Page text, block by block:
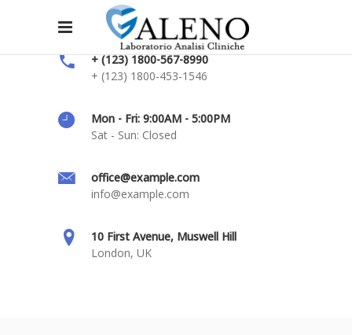
+ (123) 1800-567-8990
+ (123) 1800-453-1546
Mon - Fri: 9:00AM - 5:00PM
Sat - Sun: Closed
office@example.com
info@example.com
10 First Avenue, Muswell Hill
London, UK